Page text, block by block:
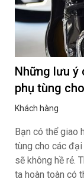
Những lưu ý
phụ tùng
Khách hàng
Bạn có thể giao
tùng cho các đại
sẽ không hề rẻ.
ta hoàn toàn có